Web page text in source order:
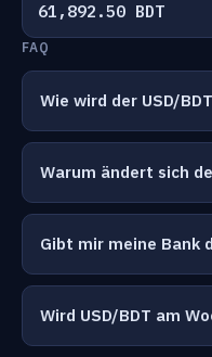
61,892.50 BDT
FAQ
Wie wird der USD/
Warum ändert sich
Gibt mir meine Bank
Wird USD/BDT am